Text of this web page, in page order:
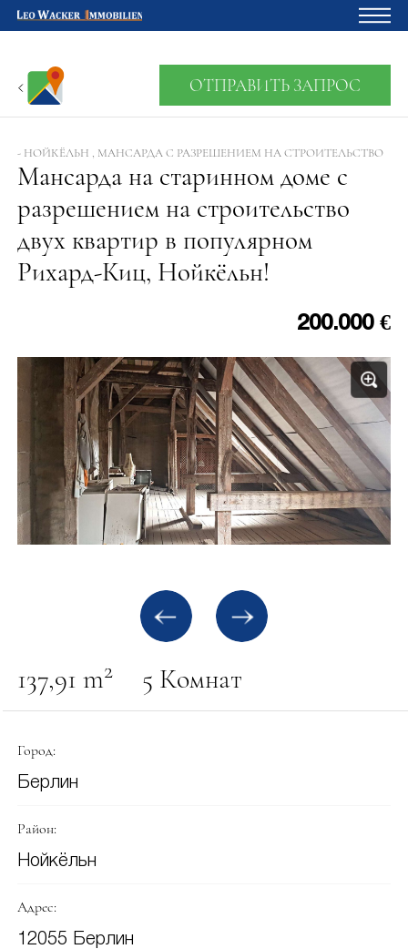
Главная
Владельцам
О нас
Девелопмент
Кредитный калькулятор
Контакты
ОТПРАВИТЬ ЗАПРОС
- НОЙКЁЛЬН , МАНСАРДА С РАЗРЕШЕНИЕМ НА СТРОИТЕЛЬСТВО
Мансарда на старинном доме с
разрешением на строительство
двух квартир в популярном
Рихард-Киц, Нойкёльн!
200.000 €
137,91 m2 5 Комнат
Город:
Берлин
Район:
Нойкёльн
Адрес:
12055 Берлин